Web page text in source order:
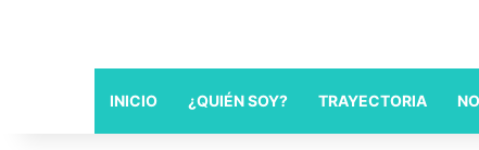
INICIO ¿QUIÉN SOY? TRAYECTORIA